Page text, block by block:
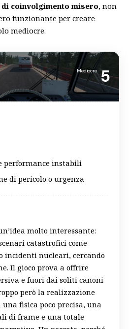
coinvolgimento misero, non
funzionante per creare
mediocre.
Mediocre 5
performance instabili
di pericolo o urgenza
molto interessante:
catastrofici come
incidenti nucleari, cercando
Il gioco prova a offrire
e fuori dai soliti canoni
però la realizzazione
una fisica poco precisa, una
di frame e una totale